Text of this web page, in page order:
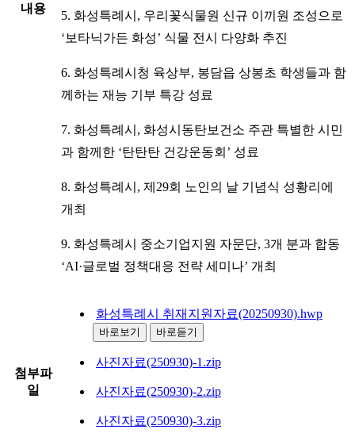
내용
5. 화성특례시, 우리꽃식물원 신규 이끼원 조성으로
‘보타닉가든 화성’ 식물 전시 다양화 추진
6. 화성특례시청 육상부, 봉담읍 상봉초 학생들과 함
께하는 재능 기부 특강 성료
7. 화성특례시, 화성시동탄보건소 주관 특별한 시민
과 함께한 ‘탄탄탄 건강운동회’ 성료
8. 화성특례시, 제29회 노인의 날 기념식 성황리에
개최
9. 화성특례시 중소기업지원 자문단, 3개 분과 합동
‘AI·글로벌 정책대응 전략 세미나’ 개최
첨부파
일
화성특례시 취재지원자료(20250930).hwp
바로보기 바로듣기
사진자료(250930)-1.zip
사진자료(250930)-2.zip
사진자료(250930)-3.zip